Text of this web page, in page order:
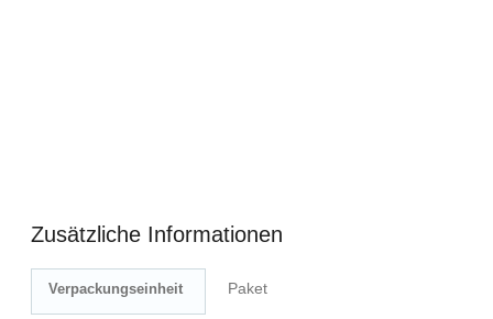
Zusätzliche Informationen
Verpackungseinheit Paket